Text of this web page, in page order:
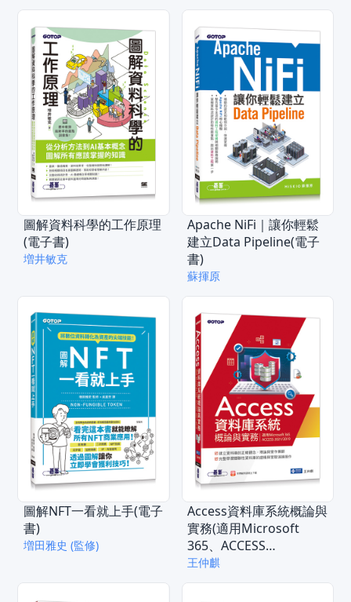
圖解資料科學的工作原理
(電子書)
増井敏克
Apache NiFi｜讓你輕鬆
建立Data Pipeline(電子
書)
蘇揮原
圖解NFT一看就上手(電子
書)
増田雅史 (監修)
Access資料庫系統概論與
實務(適用Microsoft
365、ACCESS
2021/2019)(電子書)
王仲麒